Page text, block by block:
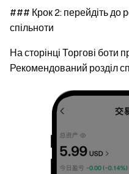
### Крок 2: перейдіть до
спільноти
На сторінці Торгові боти
Рекомендований розділ